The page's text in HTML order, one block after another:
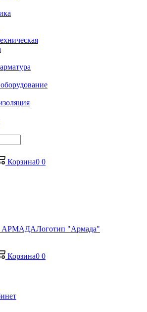
Корзина0 0
Логотип "Армада"
Корзина0 0